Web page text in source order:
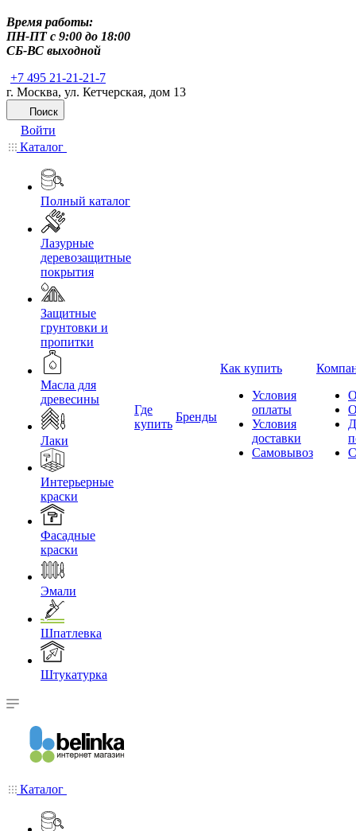
Время работы:
ПН-ПТ c 9:00 до 18:00
СБ-ВС выходной
+7 495 21-21-21-7
г. Москва, ул. Кетчерская, дом 13
Поиск
Войти
Каталог
Полный каталог
Лазурные
деревозащитные
покрытия
Защитные
грунтовки и
пропитки
Масла для
древесины
Лаки
Интерьерные
краски
Фасадные
краски
Эмали
Шпатлевка
Штукатурка
Где
купить
Бренды
Как купить
Условия
оплаты
Условия
доставки
Самовывоз
Каталог